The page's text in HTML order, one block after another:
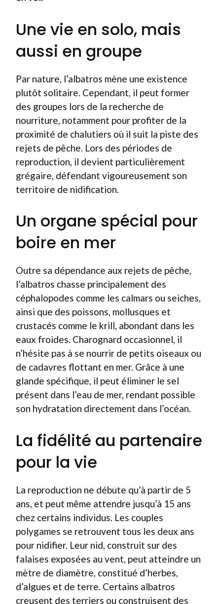
Une vie en solo, mais
aussi en groupe
Par nature, l’albatros mène une existence
plutôt solitaire. Cependant, il peut former
des groupes lors de la recherche de
nourriture, notamment pour profiter de la
proximité de chalutiers où il suit la piste des
rejets de pêche. Lors des périodes de
reproduction, il devient particulièrement
grégaire, défendant vigoureusement son
territoire de nidification.
Un organe spécial pour
boire en mer
Outre sa dépendance aux rejets de pêche,
l’albatros chasse principalement des
céphalopodes comme les calmars ou seiches,
ainsi que des poissons, mollusques et
crustacés comme le krill, abondant dans les
eaux froides. Charognard occasionnel, il
n’hésite pas à se nourrir de petits oiseaux ou
de cadavres flottant en mer. Grâce à une
glande spécifique, il peut éliminer le sel
présent dans l’eau de mer, rendant possible
son hydratation directement dans l’océan.
La fidélité au partenaire
pour la vie
La reproduction ne débute qu’à partir de 5
ans, et peut même attendre jusqu’à 15 ans
chez certains individus. Les couples
polygames se retrouvent tous les deux ans
pour nidifier. Leur nid, construit sur des
falaises exposées au vent, peut atteindre un
mètre de diamètre, constitué d’herbes,
d’algues et de terre. Certains albatros
creusent des terriers ou construisent des